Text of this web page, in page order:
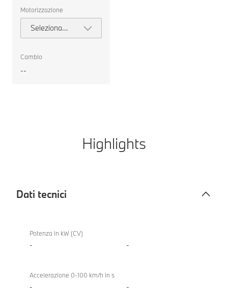
Motorizzazione
Seleziona
motorizzazione
Cambio
--
Highlights
Dati tecnici
tecniciPotenza in kW (CV)
- -
Accelerazione 0-100 km/h in s
- -